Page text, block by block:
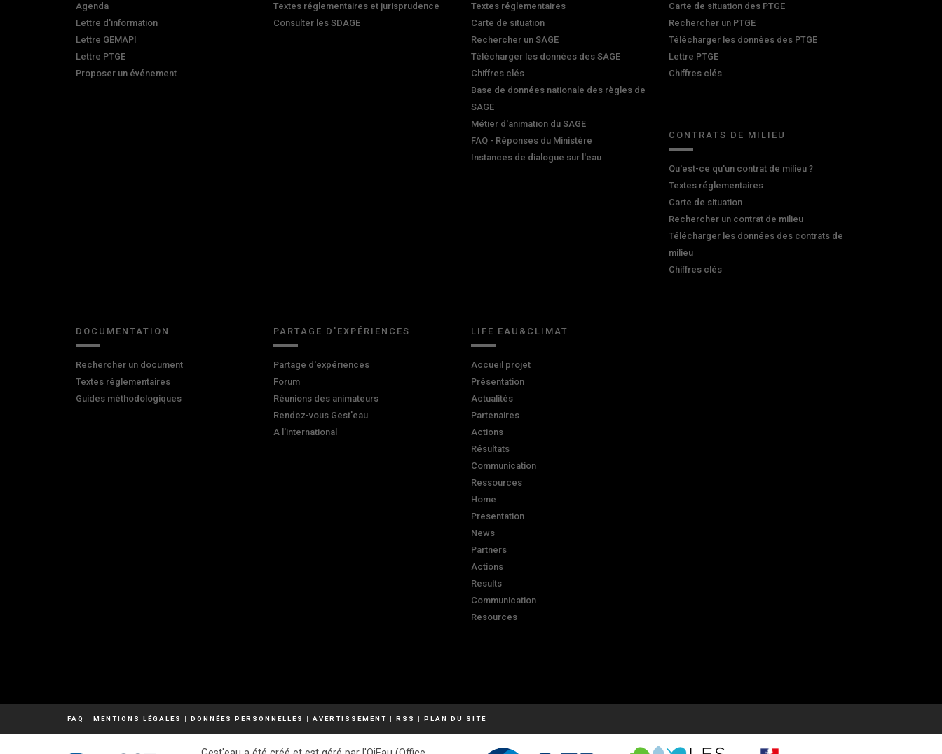
Agenda
Lettre d'information
Lettre GEMAPI
Lettre PTGE
Proposer un événement
Textes réglementaires et jurisprudence
Consulter les SDAGE
Textes réglementaires
Carte de situation
Rechercher un SAGE
Télécharger les données des SAGE
Chiffres clés
Base de données nationale des règles de
SAGE
Métier d'animation du SAGE
FAQ - Réponses du Ministère
Instances de dialogue sur l'eau
Carte de situation des PTGE
Rechercher un PTGE
Télécharger les données des PTGE
Lettre PTGE
Chiffres clés
CONTRATS DE MILIEU
Qu'est-ce qu'un contrat de milieu ?
Textes réglementaires
Carte de situation
Rechercher un contrat de milieu
Télécharger les données des contrats de
milieu
Chiffres clés
DOCUMENTATION
Rechercher un document
Textes réglementaires
Guides méthodologiques
PARTAGE D'EXPÉRIENCES
Partage d'expériences
Forum
Réunions des animateurs
Rendez-vous Gest'eau
A l'international
LIFE EAU&CLIMAT
Accueil projet
Présentation
Actualités
Partenaires
Actions
Résultats
Communication
Ressources
Home
Presentation
News
Partners
Actions
Results
Communication
Resources
FAQ | MENTIONS LÉGALES | DONNÉES PERSONNELLES | AVERTISSEMENT | RSS | PLAN DU SITE